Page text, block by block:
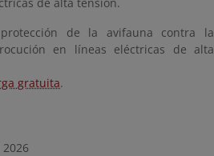
de la avifauna contra la
en líneas eléctricas de alta
gratuita.